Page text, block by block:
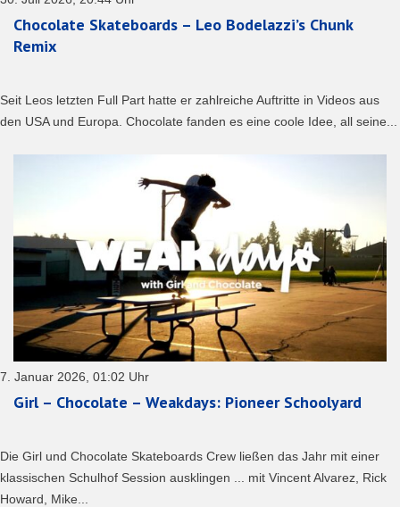
Chocolate Skateboards – Leo Bodelazzi’s Chunk
Remix
Seit Leos letzten Full Part hatte er zahlreiche Auftritte in Videos aus
den USA und Europa. Chocolate fanden es eine coole Idee, all seine...
7. Januar 2026, 01:02 Uhr
Girl – Chocolate – Weakdays: Pioneer Schoolyard
Die Girl und Chocolate Skateboards Crew ließen das Jahr mit einer
klassischen Schulhof Session ausklingen ... mit Vincent Alvarez, Rick
Howard, Mike...